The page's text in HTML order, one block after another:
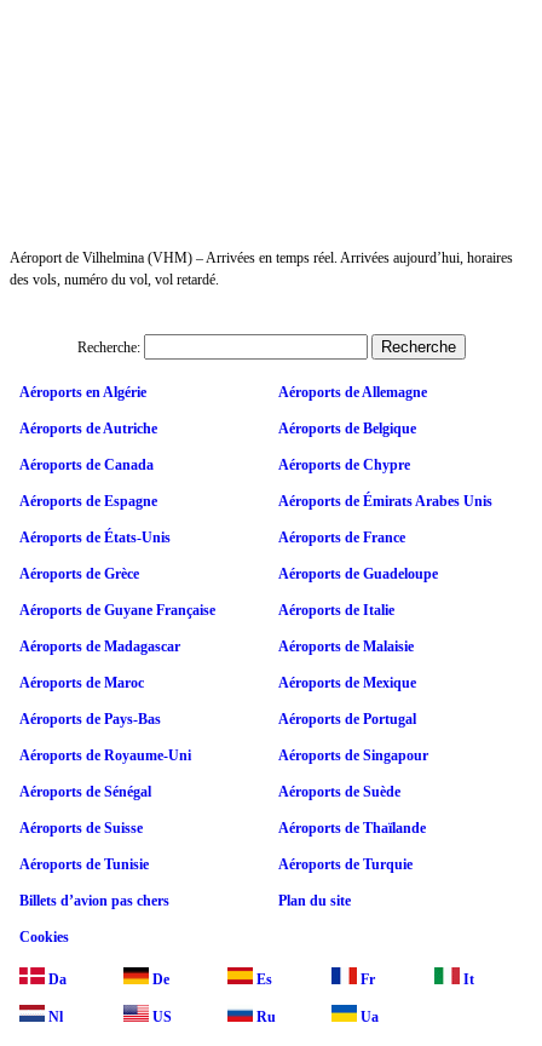
Aéroport de Vilhelmina (VHM) – Arrivées en temps réel. Arrivées aujourd’hui, horaires
des vols, numéro du vol, vol retardé.
Recherche:
Aéroports en Algérie Aéroports de Allemagne
Aéroports de Autriche Aéroports de Belgique
Aéroports de Canada Aéroports de Chypre
Aéroports de Espagne Aéroports de Émirats Arabes Unis
Aéroports de États-Unis Aéroports de France
Aéroports de Grèce Aéroports de Guadeloupe
Aéroports de Guyane Française Aéroports de Italie
Aéroports de Madagascar Aéroports de Malaisie
Aéroports de Maroc Aéroports de Mexique
Aéroports de Pays-Bas Aéroports de Portugal
Aéroports de Royaume-Uni Aéroports de Singapour
Aéroports de Sénégal Aéroports de Suède
Aéroports de Suisse Aéroports de Thaïlande
Aéroports de Tunisie Aéroports de Turquie
Billets d’avion pas chers Plan du site
Cookies
Da De Es Fr It
Nl US Ru Ua